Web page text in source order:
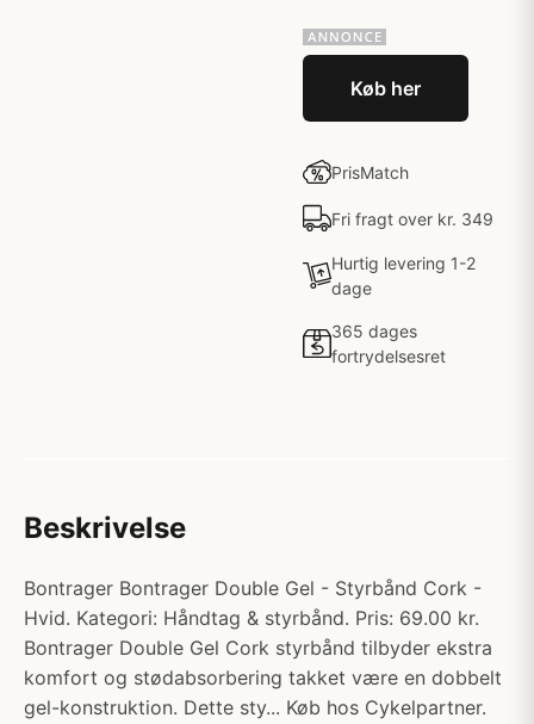
Køb her
PrisMatch
Fri fragt over kr. 349
Hurtig levering 1-2
dage
365 dages
fortrydelsesret
Beskrivelse
Bontrager Bontrager Double Gel - Styrbånd Cork -
Hvid. Kategori: Håndtag & styrbånd. Pris: 69.00 kr.
Bontrager Double Gel Cork styrbånd tilbyder ekstra
komfort og stødabsorbering takket være en dobbelt
gel-konstruktion. Dette sty... Køb hos Cykelpartner.